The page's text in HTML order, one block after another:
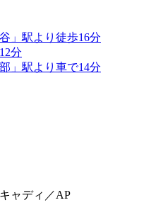
」駅より徒歩16分
分
」駅より車で14分
ャディ／AP